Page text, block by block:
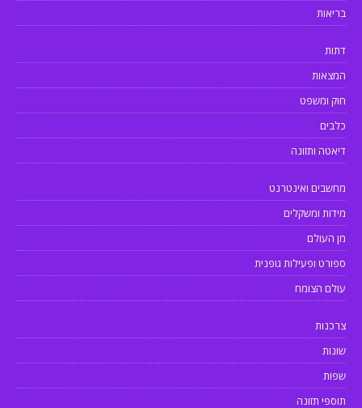
בריאות
דתות
המצאות
חוק ומשפט
כלבים
דיאטה ותזונה
מחשבים ואינטרנט
מידות ומשקלים
מן העולם
ספורט ופעילות גופנית
עולם הצומח
צרכנות
שונות
שפות
תוספי תזונה